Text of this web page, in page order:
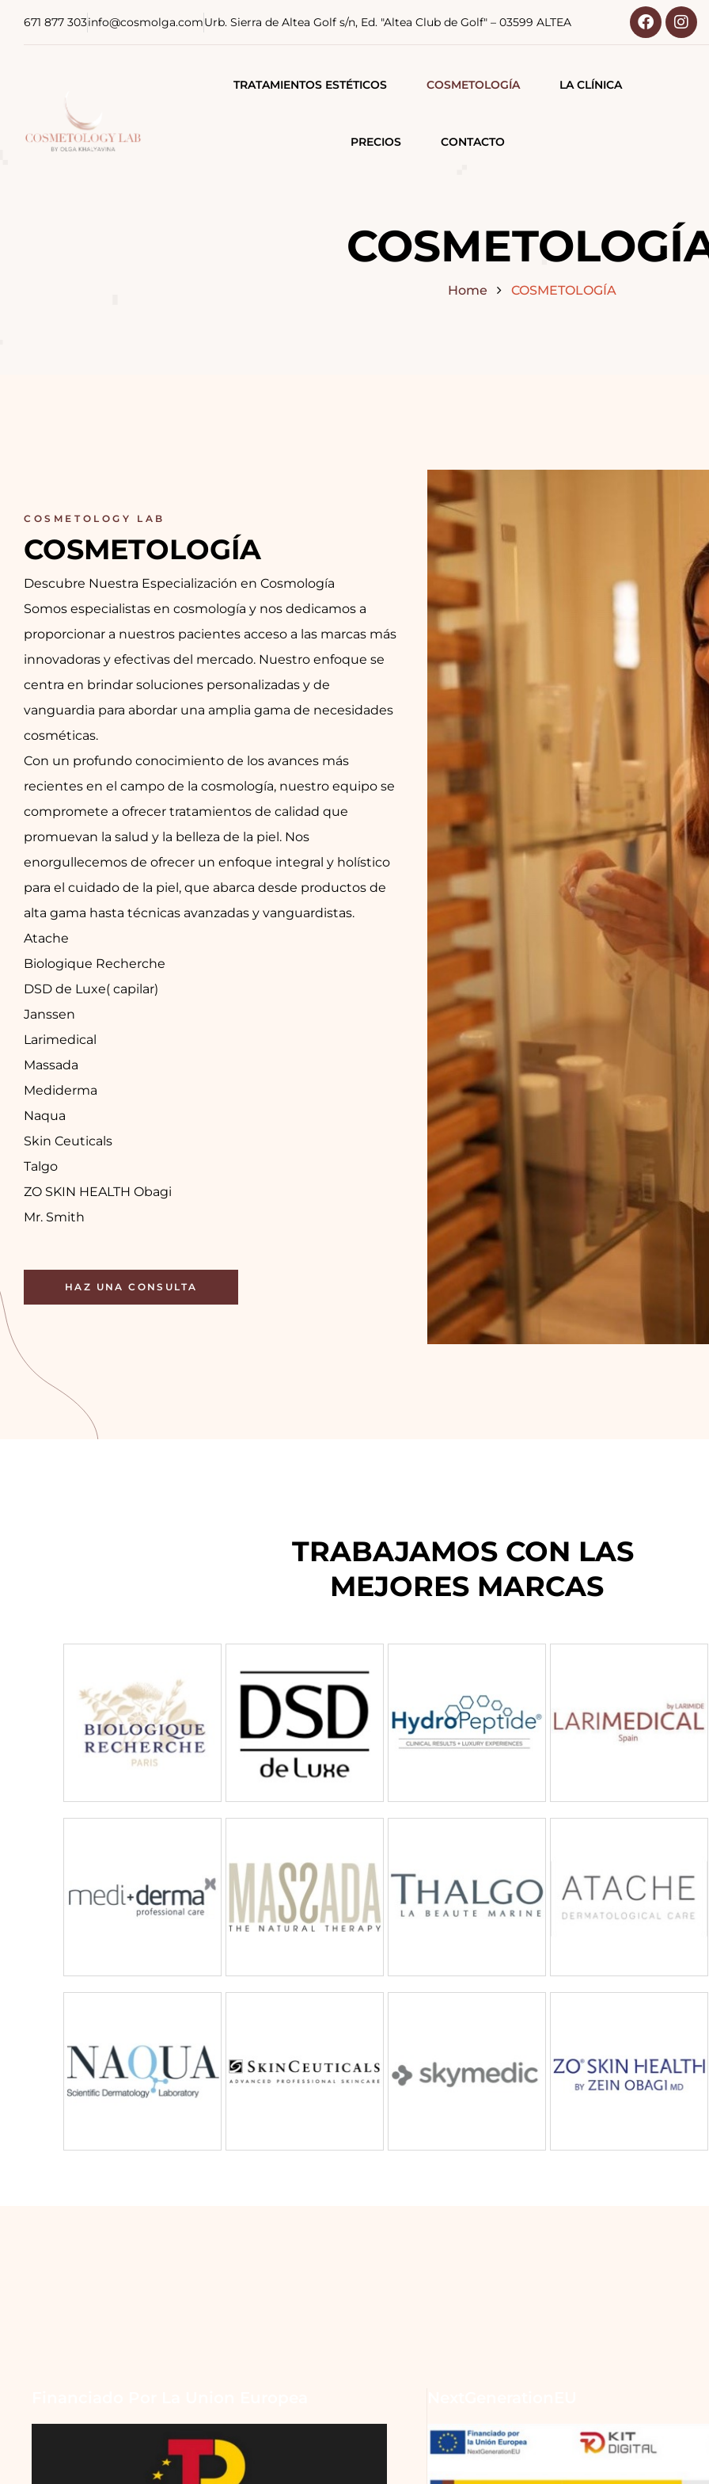
671 877 303info@cosmolga.comUrb. Sierra de Altea Golf s/n, Ed. "Altea Club de Golf" – 03599 ALTEA
TRATAMIENTOS ESTÉTICOS COSMETOLOGÍA LA CLÍNICA
PRECIOS CONTACTO
Home COSMETOLOGÍA
COSMETOLOGY LAB
COSMETOLOGÍA
Descubre Nuestra Especialización en Cosmología
Somos especialistas en cosmología y nos dedicamos a
proporcionar a nuestros pacientes acceso a las marcas más
innovadoras y efectivas del mercado. Nuestro enfoque se
centra en brindar soluciones personalizadas y de
vanguardia para abordar una amplia gama de necesidades
cosméticas.
Con un profundo conocimiento de los avances más
recientes en el campo de la cosmología, nuestro equipo se
compromete a ofrecer tratamientos de calidad que
promuevan la salud y la belleza de la piel. Nos
enorgullecemos de ofrecer un enfoque integral y holístico
para el cuidado de la piel, que abarca desde productos de
alta gama hasta técnicas avanzadas y vanguardistas.
Atache
Biologique Recherche
DSD de Luxe( capilar)
Janssen
Larimedical
Massada
Mediderma
Naqua
Skin Ceuticals
Talgo
ZO SKIN HEALTH Obagi
Mr. Smith
HAZ UNA CONSULTA
TRABAJAMOS CON LAS
MEJORES MARCAS